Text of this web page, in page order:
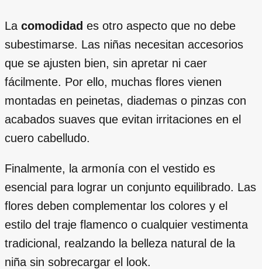
La comodidad es otro aspecto que no debe
subestimarse. Las niñas necesitan accesorios
que se ajusten bien, sin apretar ni caer
fácilmente. Por ello, muchas flores vienen
montadas en peinetas, diademas o pinzas con
acabados suaves que evitan irritaciones en el
cuero cabelludo.
Finalmente, la armonía con el vestido es
esencial para lograr un conjunto equilibrado. Las
flores deben complementar los colores y el
estilo del traje flamenco o cualquier vestimenta
tradicional, realzando la belleza natural de la
niña sin sobrecargar el look.